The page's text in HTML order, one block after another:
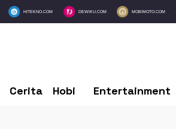
HITEKNO.COM DEWIKU.COM MOBIMOTO.COM
Cerita Hobi Entertainment